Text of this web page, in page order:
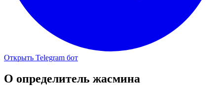
Открыть Telegram бот
О определитель жасмина